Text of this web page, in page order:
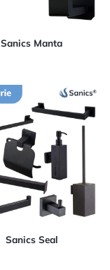
Sanics Manta
Sanics Seal